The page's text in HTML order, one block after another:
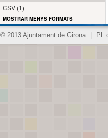
CSV (1)
MOSTRAR MENYS FORMATS
© 2013 Ajuntament de Girona Pl.